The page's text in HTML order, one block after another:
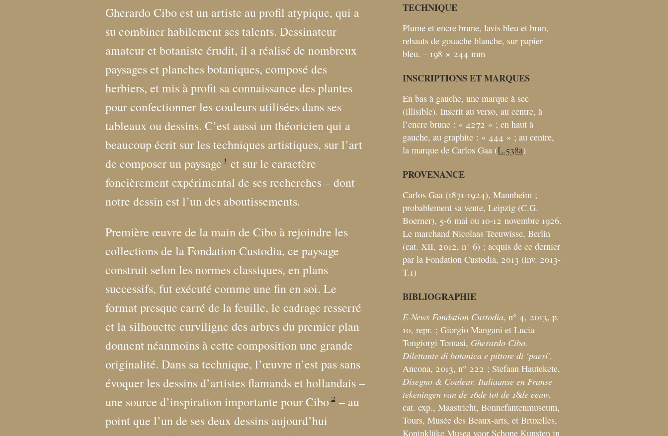
Gherardo Cibo est un artiste au profil atypique, qui a
su combiner habilement ses talents. Dessinateur
amateur et botaniste érudit, il a réalisé de nombreux
paysages et planches botaniques, composé des
herbiers, et mis à profit sa connaissance des plantes
pour confectionner les couleurs utilisées dans ses
tableaux ou dessins. C’est aussi un théoricien qui a
beaucoup écrit sur les techniques artistiques, sur l’art
de composer un paysage 1 et sur le caractère
foncièrement expérimental de ses recherches – dont
notre dessin est l’un des aboutissements.
Première œuvre de la main de Cibo à rejoindre les
collections de la Fondation Custodia, ce paysage
construit selon les normes classiques, en plans
successifs, fut exécuté comme une fin en soi. Le
format presque carré de la feuille, le cadrage resserré
et la silhouette curviligne des arbres du premier plan
donnent néanmoins à cette composition une grande
originalité. Dans sa technique, l’œuvre n’est pas sans
évoquer les dessins d’artistes flamands et hollandais –
une source d’inspiration importante pour Cibo 2 – au
point que l’un de ses deux dessins aujourd’hui
TECHNIQUE
Plume et encre brune, lavis bleu et brun,
rehauts de gouache blanche, sur papier
bleu. – 198 × 244 mm
INSCRIPTIONS ET MARQUES
En bas à gauche, une marque à sec
(illisible). Inscrit au verso, au centre, à
l’encre brune : « 4272 » ; en haut à
gauche, au graphite : « 444 » ; au centre,
la marque de Carlos Gaa (L.538a)
PROVENANCE
Carlos Gaa (1871-1924), Mannheim ;
probablement sa vente, Leipzig (C.G.
Boerner), 5-6 mai ou 10-12 novembre 1926.
Le marchand Nicolaas Teeuwisse, Berlin
(cat. XII, 2012, n° 6) ; acquis de ce dernier
par la Fondation Custodia, 2013 (inv. 2013-
T.1)
BIBLIOGRAPHIE
E-News Fondation Custodia, n° 4, 2013, p.
10, repr. ; Giorgio Mangani et Lucia
Tongiorgi Tomasi, Gherardo Cibo.
Dilettante di botanica e pittore di ‘paesi’,
Ancona, 2013, n° 222 ; Stefaan Hautekete,
Disegno & Couleur. Italiaanse en Franse
tekeningen van de 16de tot de 18de eeuw,
cat. exp., Maastricht, Bonnefantenmuseum,
Tours, Musée des Beaux-arts, et Bruxelles,
Koninklijke Musea voor Schone Kunsten in